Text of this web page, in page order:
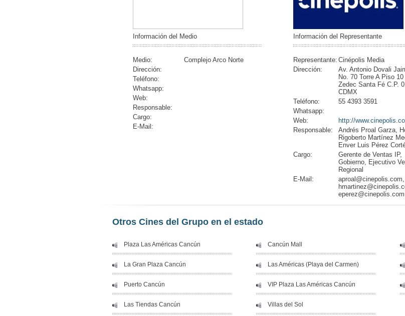
Información del Medio
Medio:
Complejo Arco Norte
Dirección:
Teléfono:
Whatsapp:
Web:
Responsable:
Cargo:
E-Mail:
Información del Representante
Representante: Cinépolis Media
Dirección:
Av. Antonio Dovali
No. 70 Torre A Piso 10
Zedec Santa Fé C.P.
CDMX
Teléfono:
55 4393 3591
Whatsapp:
Web:
http://
Responsable:
Andrés Proal Garza,
Rigoberto Martínez
Enver Luis Pérez
Cargo:
Gerente de Ventas IP,
Gobierno, Ejecutivo
Regional
E-Mail:
aproal@cinepolis.com,
eperez@cinepolis.com
Otros Cines del Grupo en el estado
Plaza Las Américas Cancún Cancún Mall
La Gran Plaza Cancún Las Américas (Playa del Carmen)
Puerto Cancún VIP Plaza Las Américas Cancún
Las Tiendas Cancún Villas del Sol